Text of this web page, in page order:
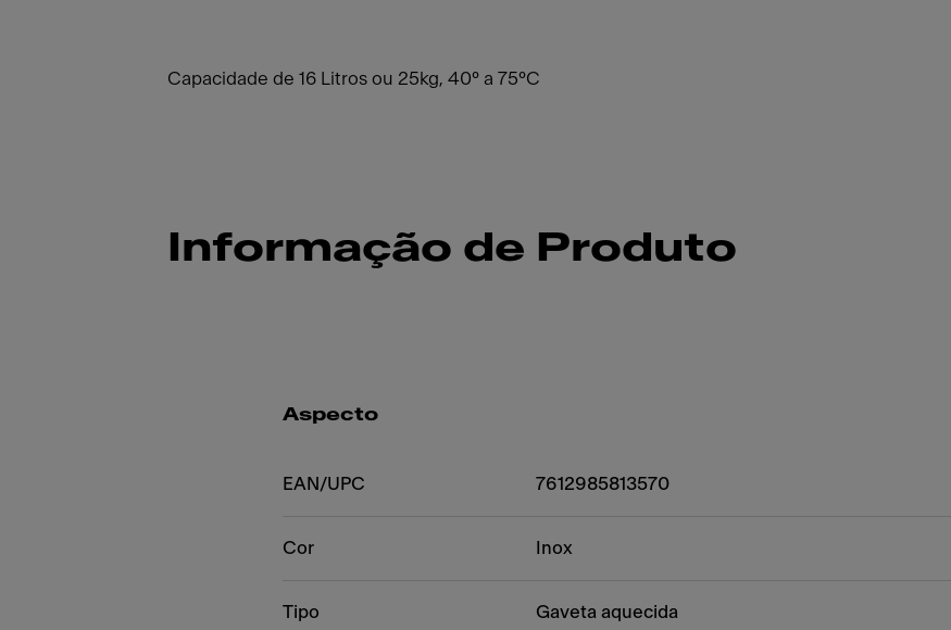
Capacidade de 16 Litros ou 25kg, 40° a 75°C
Informação de Produto
Aspecto
EAN/UPC 7612985813570
Cor Inox
Tipo Gaveta aquecida